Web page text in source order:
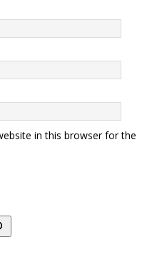
in this browser for the